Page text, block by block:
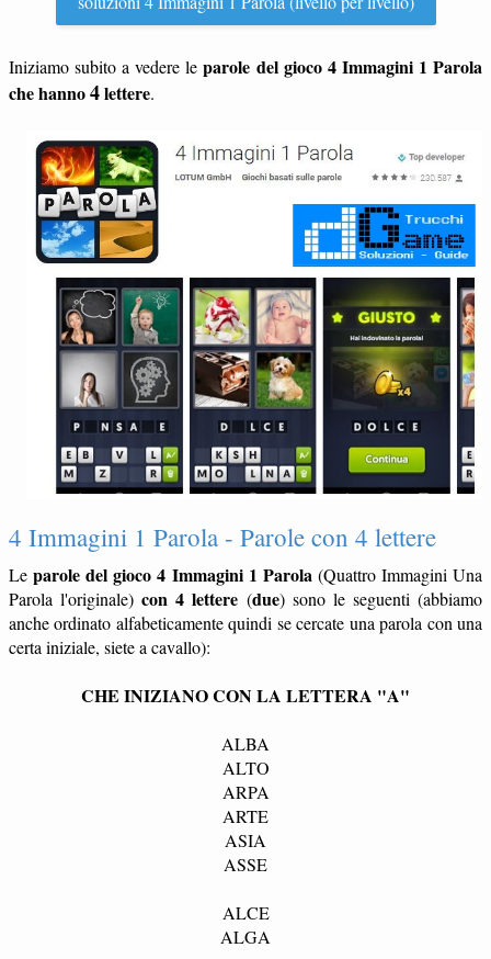
Iniziamo subito a vedere leparole del gioco 4 Immagini 1 Parola
che hanno4lettere.
4 Immagini 1 Parola - Parole con 4 lettere
Leparole del gioco 4 Immagini 1 Parola(Quattro Immagini Una
Parola l'originale)con 4 lettere (due) sono le seguenti (abbiamo
anche ordinato alfabeticamente quindi se cercate una parola con una
certa iniziale, siete a cavallo):
CHE INIZIANO CON LA LETTERA "A"
ALBA
ALTO
ARPA
ARTE
ASIA
ASSE
ALCE
ALGA